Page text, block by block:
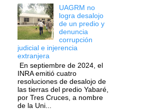
UAGRM no
logra desalojo
de un predio y
denuncia
corrupción
judicial e injerencia
extranjera
En septiembre de 2024, el
INRA emitió cuatro
resoluciones de desalojo de
las tierras del predio Yabaré,
por Tres Cruces, a nombre
de la Uni...